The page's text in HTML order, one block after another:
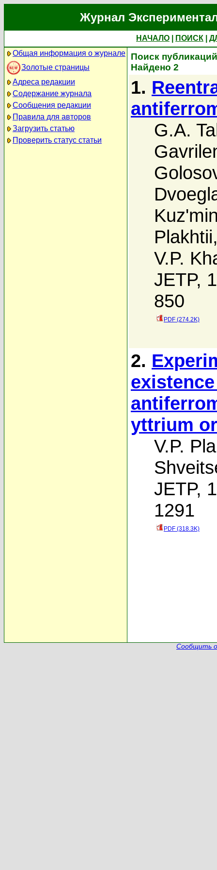
Журнал
НАЧАЛО ПОИСК
Общая информация о журнале
Золотые страницы
Адреса редакции
Содержание журнала
Сообщения редакции
Правила для авторов
Загрузить статью
Проверить статус статьи
Поиск
Найдено 2
1.
G.A.
Plakhtii
V.P.
JETP,
850
PDF (274.2K)
2.
yttrium
V.P.
JETP,
1291
PDF (318.3K)
Сообщить о